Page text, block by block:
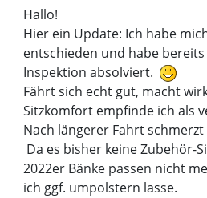
Hallo!
Hier ein Update: Ich habe
entschieden und habe
Inspektion absolviert.
Fährt sich echt gut, macht
Sitzkomfort empfinde ich als
Nach längerer Fahrt
Da es bisher keine Zubehör-
2022er Bänke passen nicht
ich ggf. umpolstern lasse.